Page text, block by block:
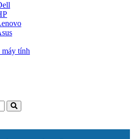
máy tính